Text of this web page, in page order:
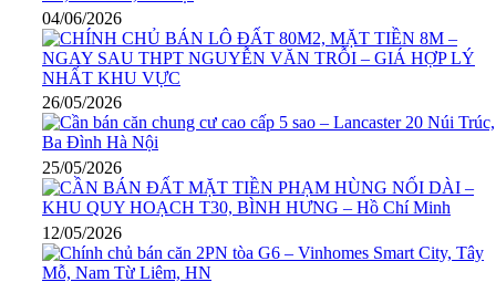
04/06/2026
26/05/2026
25/05/2026
12/05/2026